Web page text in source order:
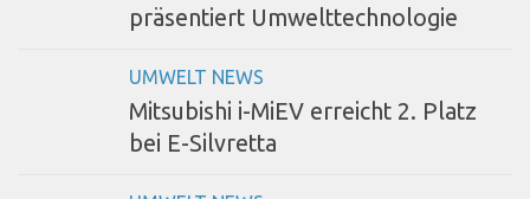
präsentiert Umwelttechnologie
UMWELT NEWS
Mitsubishi i-MiEV erreicht 2. Platz
bei E-Silvretta